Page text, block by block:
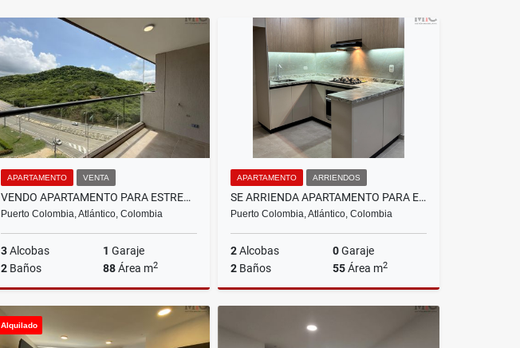
APARTAMENTO VENTA
VENDO APARTAMENTO PARA ESTRENAR EN PUERTO COLOMBIA, ATLANTICO
Puerto Colombia, Atlántico, Colombia
3Alcobas 1 Garaje
2 Baños 88Área m2
Venta
APARTAMENTO ARRIENDOS
SE ARRIENDA APARTAMENTO PARA ESTRENAR EN CIUDAD MALLORQUIN
Puerto Colombia, Atlántico, Colombia
2Alcobas 0Garaje
2 Baños 55Área m2
Arriendos
$1.800.000
Alquilado